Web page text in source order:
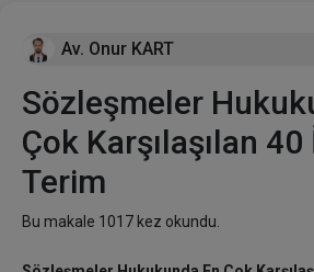
Av. Onur KART
Sözleşmeler
Çok Karşılaşılan
Terim
Bu makale 1017 kez okundu.